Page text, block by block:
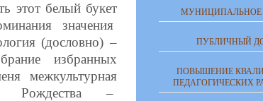
этот белый букет
значения
(дословно) –
избранных
межкультурная
Рождества –
МУНИЦИПАЛЬНОЕ
ПУБЛИЧНЫЙ
ПОВЫШЕНИЕ
ПЕДАГОГИЧЕСКИХ